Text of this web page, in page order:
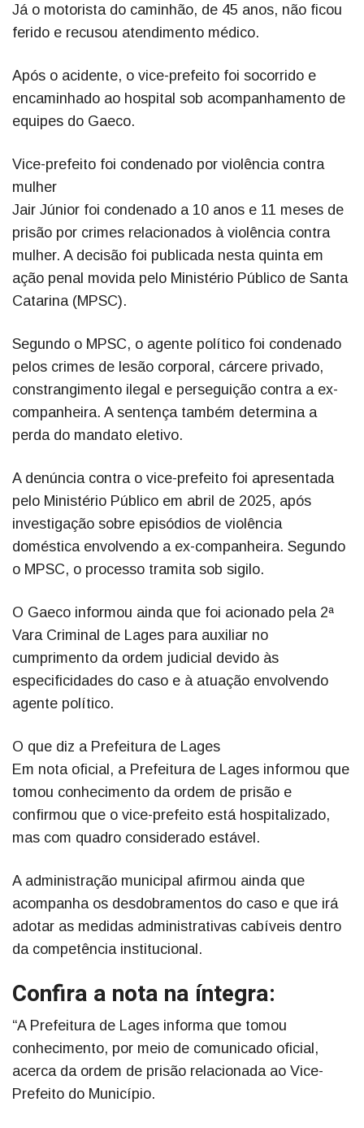
Já o motorista do caminhão, de 45 anos, não ficou
ferido e recusou atendimento médico.
Após o acidente, o vice-prefeito foi socorrido e
encaminhado ao hospital sob acompanhamento de
equipes do Gaeco.
Vice-prefeito foi condenado por violência contra
mulher
Jair Júnior foi condenado a 10 anos e 11 meses de
prisão por crimes relacionados à violência contra
mulher. A decisão foi publicada nesta quinta em
ação penal movida pelo Ministério Público de Santa
Catarina (MPSC).
Segundo o MPSC, o agente político foi condenado
pelos crimes de lesão corporal, cárcere privado,
constrangimento ilegal e perseguição contra a ex-
companheira. A sentença também determina a
perda do mandato eletivo.
A denúncia contra o vice-prefeito foi apresentada
pelo Ministério Público em abril de 2025, após
investigação sobre episódios de violência
doméstica envolvendo a ex-companheira. Segundo
o MPSC, o processo tramita sob sigilo.
O Gaeco informou ainda que foi acionado pela 2ª
Vara Criminal de Lages para auxiliar no
cumprimento da ordem judicial devido às
especificidades do caso e à atuação envolvendo
agente político.
O que diz a Prefeitura de Lages
Em nota oficial, a Prefeitura de Lages informou que
tomou conhecimento da ordem de prisão e
confirmou que o vice-prefeito está hospitalizado,
mas com quadro considerado estável.
A administração municipal afirmou ainda que
acompanha os desdobramentos do caso e que irá
adotar as medidas administrativas cabíveis dentro
da competência institucional.
Confira a nota na íntegra:
“A Prefeitura de Lages informa que tomou
conhecimento, por meio de comunicado oficial,
acerca da ordem de prisão relacionada ao Vice-
Prefeito do Município.